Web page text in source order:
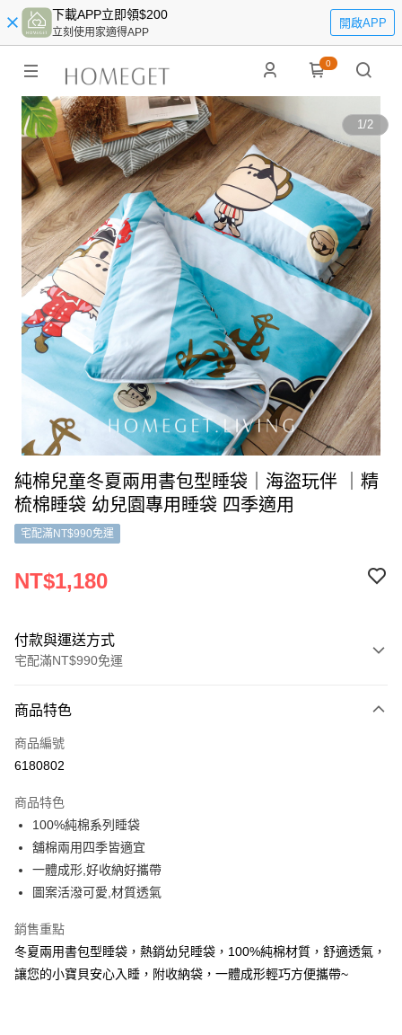
下載APP立即領$200
立刻使用家適得APP
開啟APP
0
1/2
純棉兒童冬夏兩用書包型睡袋｜海盜玩伴 ｜精
梳棉睡袋 幼兒園專用睡袋 四季適用
宅配滿NT$990免運
NT$1,180
付款與運送方式
宅配滿NT$990免運
信用卡一次付款
信用卡分期付款
合作金庫商業銀行
華南商業銀行
上海商業儲蓄銀行
國泰世華商業銀行
臺灣中小企業銀行
聯邦商業銀行
元大商業銀行
永豐商業銀行
台新國際商業銀行
中國信託商業銀行
LINE Pay
Apple Pay
街口支付
Google Pay
全盈+PAY
商品特色
商品編號
6180802
商品特色
100%純棉系列睡袋
舖棉兩用四季皆適宜
一體成形,好收納好攜帶
圖案活潑可愛,材質透氣
銷售重點
冬夏兩用書包型睡袋，熱銷幼兒睡袋，100%純棉材質，舒適透氣，
讓您的小寶貝安心入睡，附收納袋，一體成形輕巧方便攜帶~